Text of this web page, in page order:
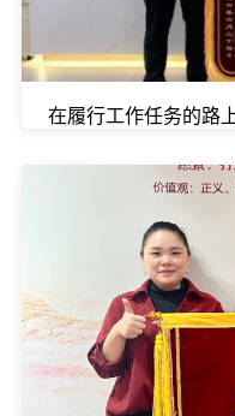
在履行工作任务的路